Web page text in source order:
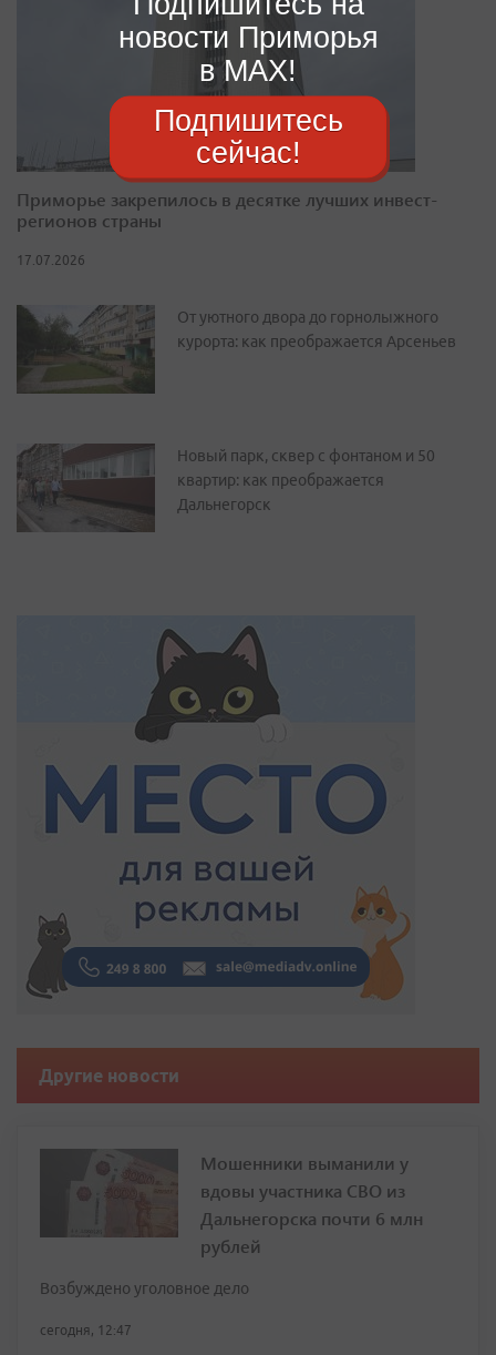
Приморье закрепилось в десятке лучших инвест-
регионов страны
17.07.2026
От уютного двора до горнолыжного
курорта: как преображается Арсеньев
Новый парк, сквер с фонтаном и 50
квартир: как преображается
Дальнегорск
Другие новости
Мошенники выманили у
вдовы участника СВО из
Дальнегорска почти 6 млн
рублей
Возбуждено уголовное дело
сегодня, 12:47
новости Приморья
в MAX!
Подпишитесь
сейчас!